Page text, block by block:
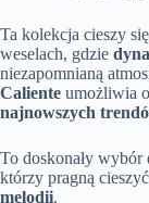
Ta kolekcja cieszy
weselach, gdzie
niezapomnianą
Caliente umożliwia
najnowszych
To doskonały
którzy pragną cieszyć
melodii.